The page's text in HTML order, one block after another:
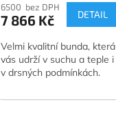
6500 bez DPH
7 866 Kč DETAIL
Velmi kvalitní bunda, která
vás udrží v suchu a teple i
v drsných podmínkách.